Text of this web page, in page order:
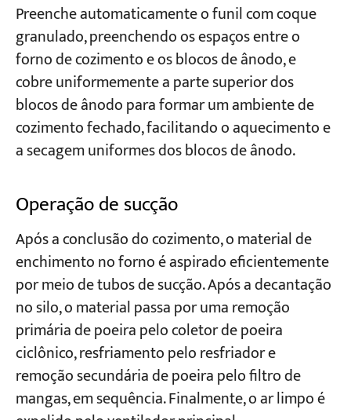
Preenche automaticamente o funil com coque
granulado, preenchendo os espaços entre o
forno de cozimento e os blocos de ânodo, e
cobre uniformemente a parte superior dos
blocos de ânodo para formar um ambiente de
cozimento fechado, facilitando o aquecimento e
a secagem uniformes dos blocos de ânodo.
Operação de sucção
Após a conclusão do cozimento, o material de
enchimento no forno é aspirado eficientemente
por meio de tubos de sucção. Após a decantação
no silo, o material passa por uma remoção
primária de poeira pelo coletor de poeira
ciclônico, resfriamento pelo resfriador e
remoção secundária de poeira pelo filtro de
mangas, em sequência. Finalmente, o ar limpo é